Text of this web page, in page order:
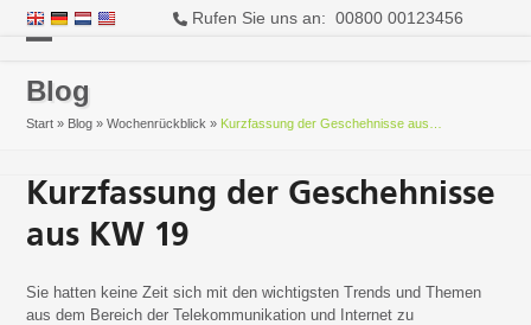
Rufen Sie uns an: 00800 00123456
mobile
mobile
Blog
Start » Blog »Wochenrückblick » Kurzfassung der Geschehnisse aus…
Kurzfassung der Geschehnisse
aus KW 19
Sie hatten keine Zeit sich mit den wichtigsten Trends und Themen
aus dem Bereich der Telekommunikation und Internet zu